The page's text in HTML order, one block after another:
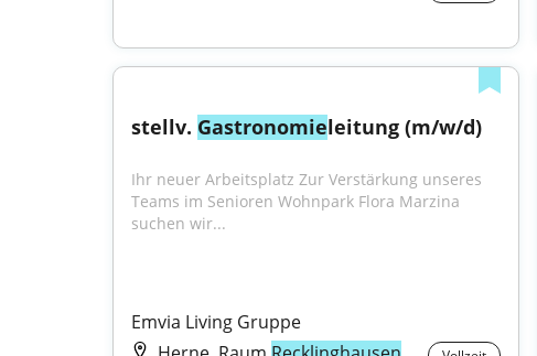
stellv. Gastronomieleitung (m/w/d)
Ihr neuer Arbeitsplatz Zur Verstärkung unseres
Teams im Senioren Wohnpark Flora Marzina
suchen wir...
Emvia Living Gruppe